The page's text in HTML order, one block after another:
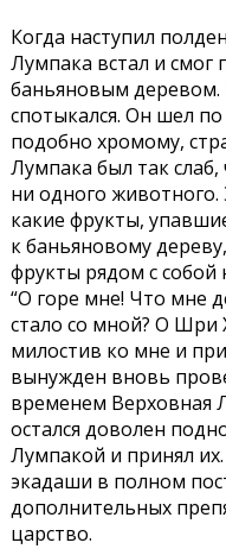
Когда наступил
Лумпака встал и смог
баньяновым
спотыкался. Он шел
подобно хромому,
Лумпака был так
ни одного животного.
какие фрукты,
к баньяновому
фрукты рядом с
“О горе мне! Что мне
стало со мной? О Шри
милостив ко мне и
вынужден вновь
временем Верховная
остался доволен
Лумпакой и принял
экадаши в полном
дополнительных
царство.